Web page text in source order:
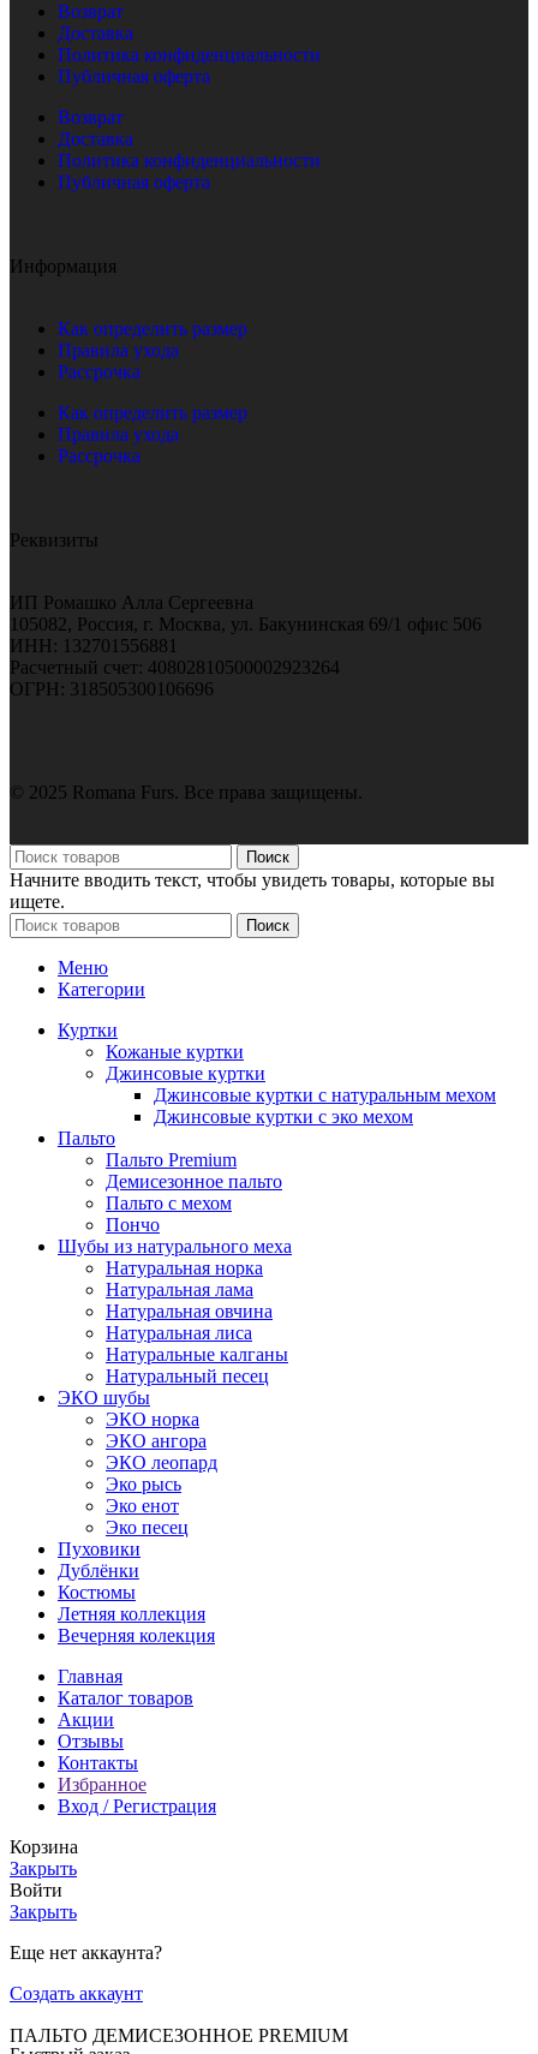
Возврат
Доставка
Политика конфиденциальности
Публичная оферта
Возврат
Доставка
Политика конфиденциальности
Публичная оферта
Информация
Как определить размер
Правила ухода
Рассрочка
Как определить размер
Правила ухода
Рассрочка
Реквизиты
ИП Ромашко Алла Сергеевна
105082, Россия, г. Москва, ул. Бакунинская 69/1 офис 506
ИНН: 132701556881
Расчетный счет: 40802810500002923264
ОГРН: 318505300106696
© 2025 Romana Furs. Все права защищены.
Поиск
Начните вводить текст, чтобы увидеть товары, которые вы
ищете.
Поиск
Меню
Категории
Куртки
Кожаные куртки
Джинсовые куртки
Джинсовые куртки с натуральным мехом
Джинсовые куртки с эко мехом
Пальто
Пальто Premium
Демисезонное пальто
Пальто с мехом
Пончо
Шубы из натурального меха
Натуральная норка
Натуральная лама
Натуральная овчина
Натуральная лиса
Натуральные калганы
Натуральный песец
ЭКО шубы
ЭКО норка
ЭКО ангора
ЭКО леопард
Эко рысь
Эко енот
Эко песец
Пуховики
Дублёнки
Костюмы
Летняя коллекция
Вечерняя колекция
Главная
Каталог товаров
Акции
Отзывы
Контакты
Избранное
Вход / Регистрация
Корзина
Закрыть
Войти
Закрыть
Еще нет аккаунта?
Создать аккаунт
ПАЛЬТО ДЕМИСЕЗОННОЕ PREMIUM